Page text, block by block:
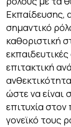
Εκπαίδευσης,
σημαντικό
καθοριστική
επιτακτική
ώστε να είναι
επιτυχία
γονεϊκό τους